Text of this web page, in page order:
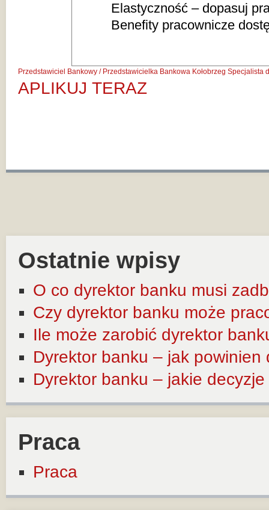
Elastyczność – dopasuj
Benefity pracownicze
Przedstawiciel Bankowy / Przedstawicielka Bankowa Kołobrzeg Specjalista
APLIKUJ TERAZ
Ostatnie wpisy
O co dyrektor banku musi
Czy dyrektor banku może
Ile może zarobić dyrektor
Dyrektor banku – jak
Dyrektor banku – jakie
Praca
Praca